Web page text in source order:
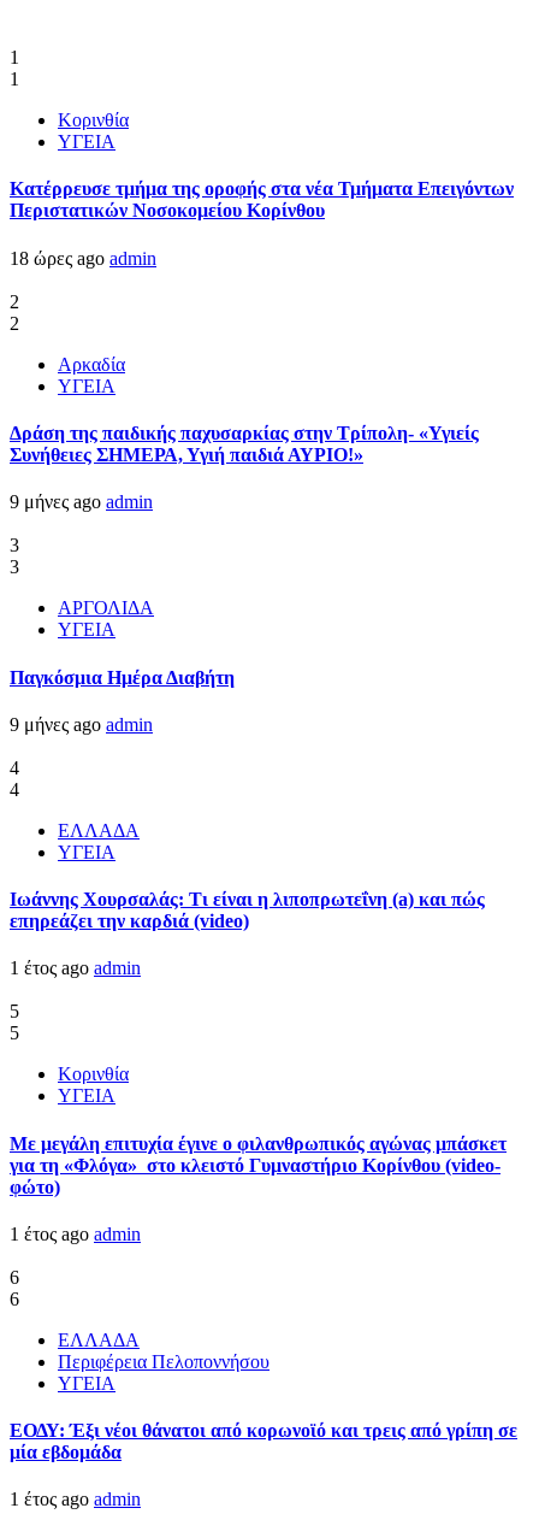
1
1
Κορινθία
ΥΓΕΙΑ
Kατέρρευσε τμήμα της οροφής στα νέα Τμήματα Επειγόντων
Περιστατικών Νοσοκομείου Κορίνθου
18 ώρες ago admin
2
2
Αρκαδία
ΥΓΕΙΑ
Δράση της παιδικής παχυσαρκίας στην Τρίπολη- «Υγιείς
Συνήθειες ΣΗΜΕΡΑ, Υγιή παιδιά ΑΥΡΙΟ!»
9 μήνες ago admin
3
3
ΑΡΓΟΛΙΔΑ
ΥΓΕΙΑ
Παγκόσμια Ημέρα Διαβήτη
9 μήνες ago admin
4
4
ΕΛΛΑΔΑ
ΥΓΕΙΑ
Ιωάννης Χουρσαλάς: Τι είναι η λιποπρωτεΐνη (a) και πώς
επηρεάζει την καρδιά (video)
1 έτος ago admin
5
5
Κορινθία
ΥΓΕΙΑ
Με μεγάλη επιτυχία έγινε ο φιλανθρωπικός αγώνας μπάσκετ
για τη «Φλόγα» στο κλειστό Γυμναστήριο Κορίνθου (video-
φώτο)
1 έτος ago admin
6
6
ΕΛΛΑΔΑ
Περιφέρεια Πελοποννήσου
ΥΓΕΙΑ
ΕΟΔΥ: Έξι νέοι θάνατοι από κορωνοϊό και τρεις από γρίπη σε
μία εβδομάδα
1 έτος ago admin